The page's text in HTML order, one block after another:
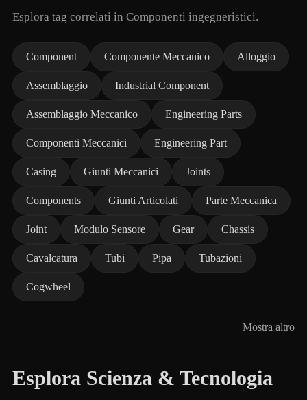
Esplora tag correlati in Componenti ingegneristici.
Component Componente Meccanico Alloggio
Assemblaggio Industrial Component
Assemblaggio Meccanico Engineering Parts
Componenti Meccanici Engineering Part
Casing Giunti Meccanici Joints
Components Giunti Articolati Parte Meccanica
Joint Modulo Sensore Gear Chassis
Cavalcatura Tubi Pipa Tubazioni
Cogwheel
Mostra altro
Esplora Scienza & Tecnologia